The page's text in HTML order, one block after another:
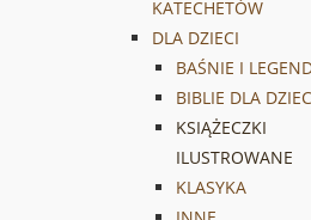
KATECHETÓW
DLA DZIECI
BAŚNIE I
BIBLIE DLA
KSIĄŻECZKI
ILUSTROWANE
KLASYKA